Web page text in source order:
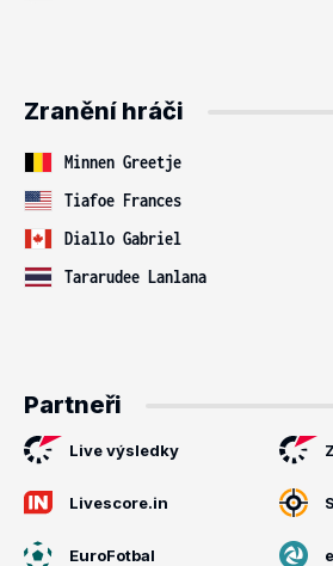
Zranění hráči
Minnen Greetje
Tiafoe Frances
Diallo Gabriel
Tararudee Lanlana
Partneři
Live výsledky
Livescore.in
EuroFotbal